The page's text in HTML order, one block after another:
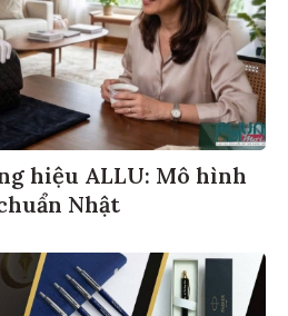
hiệu ALLU: Mô hình
Nhật